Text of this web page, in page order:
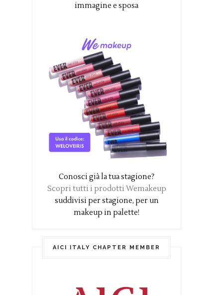
immagine e sposa
Conosci già la tua stagione?
Scopri tutti i prodotti Wemakeup
suddivisi per stagione, per un
makeup in palette!
AICI ITALY CHAPTER MEMBER